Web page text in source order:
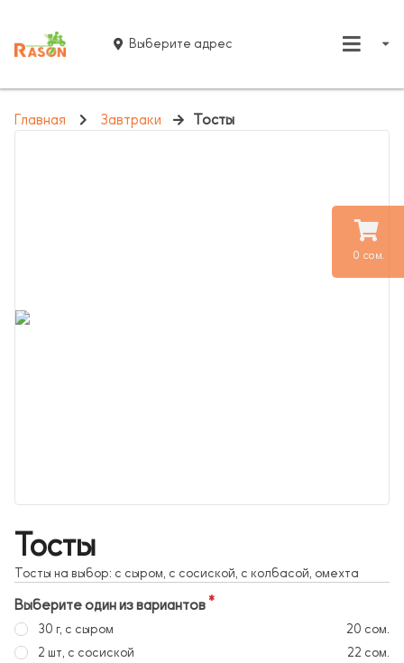
0 сом.
Выберите адрес
Главная Завтраки Тосты
Тосты
Тосты на выбор: с сыром, с сосиской, с колбасой, омехта
Выберите один из вариантов
30 г, с сыром
20 сом.
2 шт, с сосиской
22 сом.